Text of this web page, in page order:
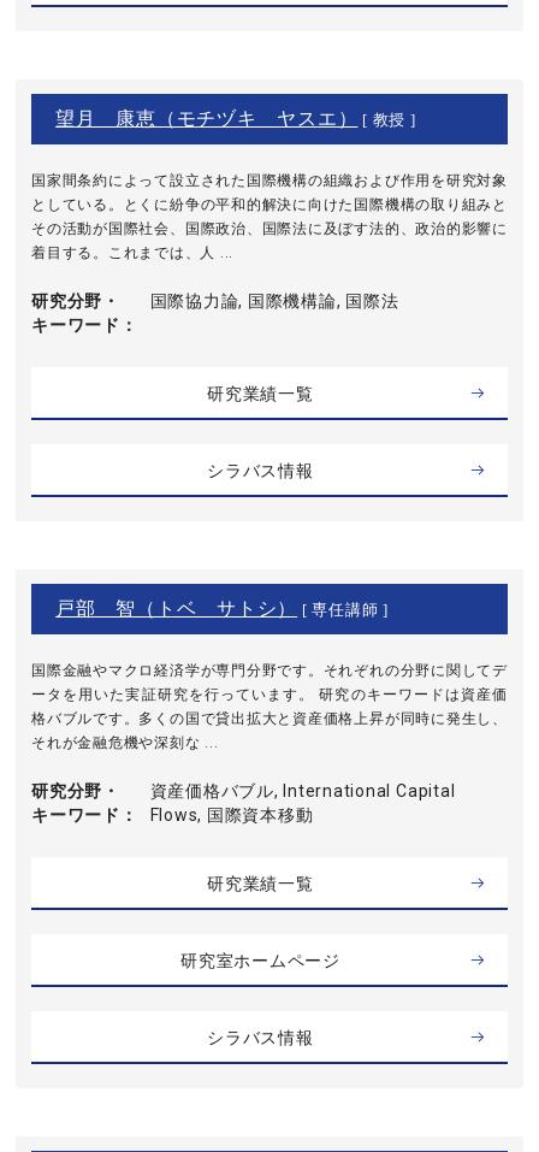
望月 康恵（モチヅキ ヤスエ） [ 教授 ]
国家間条約によって設立された国際機構の組織および作用を研究対象
としている。とくに紛争の平和的解決に向けた国際機構の取り組みと
その活動が国際社会、国際政治、国際法に及ぼす法的、政治的影響に
着目する。これまでは、人 ...
研究分野・
キーワード
国際協力論, 国際機構論, 国際法
研究業績一覧
シラバス情報
戸部 智（トベ サトシ） [ 専任講師 ]
国際金融やマクロ経済学が専門分野です。それぞれの分野に関してデ
ータを用いた実証研究を行っています。 研究のキーワードは資産価
格バブルです。多くの国で貸出拡大と資産価格上昇が同時に発生し、
それが金融危機や深刻な ...
研究分野・
キーワード
資産価格バブル, International Capital
Flows, 国際資本移動
研究業績一覧
研究室ホームページ
シラバス情報